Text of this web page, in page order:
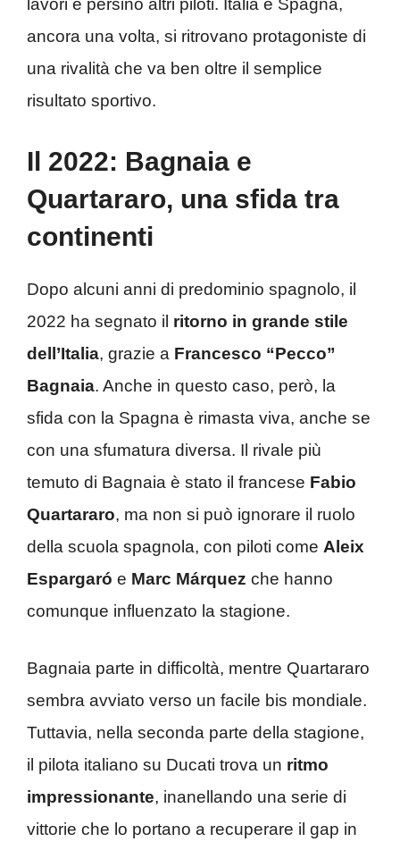
lavori e persino altri piloti. Italia e Spagna,
ancora una volta, si ritrovano protagoniste di
una rivalità che va ben oltre il semplice
risultato sportivo.
Il 2022: Bagnaia e
Quartararo, una sfida tra
continenti
Dopo alcuni anni di predominio spagnolo, il
2022 ha segnato il ritorno in grande stile
dell’Italia, grazie a Francesco “Pecco”
Bagnaia. Anche in questo caso, però, la
sfida con la Spagna è rimasta viva, anche se
con una sfumatura diversa. Il rivale più
temuto di Bagnaia è stato il francese Fabio
Quartararo, ma non si può ignorare il ruolo
della scuola spagnola, con piloti come Aleix
Espargaró e Marc Márquez che hanno
comunque influenzato la stagione.
Bagnaia parte in difficoltà, mentre Quartararo
sembra avviato verso un facile bis mondiale.
Tuttavia, nella seconda parte della stagione,
il pilota italiano su Ducati trova un ritmo
impressionante, inanellando una serie di
vittorie che lo portano a recuperare il gap in